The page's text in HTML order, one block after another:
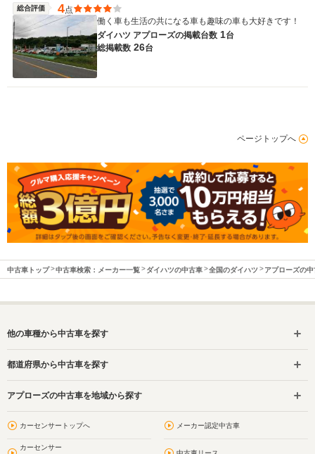
総合評価 4点
働く車も生活の共になる車も趣味の車も大好きです！
ダイハツ アプローズの掲載台数 1台
総掲載数 26台
ページトップへ
中古車トップ 中古車検索：メーカー一覧 ダイハツの中古車 全国のダイハツ アプローズの中
他の車種から中古車を探す
都道府県から中古車を探す
アプローズの中古車を地域から探す
カーセンサートップへ メーカー認定中古車
カーセンサー